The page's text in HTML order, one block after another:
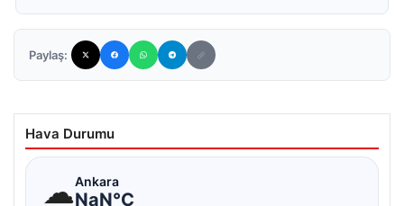
Paylaş:
Hava Durumu
☁Ankara
NaN°C